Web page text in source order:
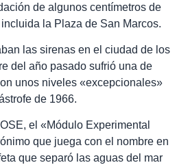
de algunos centímetros de
la Plaza de San Marcos.
las sirenas en el ciudad de los
del año pasado sufrió una de
unos niveles «excepcionales»
de 1966.
el «Módulo Experimental
que juega con el nombre en
que separó las aguas del mar